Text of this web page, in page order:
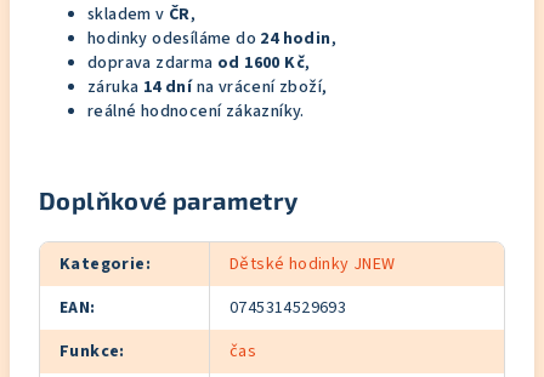
skladem v ČR,
hodinky odesíláme do 24 hodin,
doprava zdarma od 1600 Kč,
záruka 14 dnína vrácení zboží,
reálné hodnocení zákazníky.
Doplňkové parametry
Kategorie:
Dětské hodinky JNEW
EAN:
0745314529693
Funkce:
čas